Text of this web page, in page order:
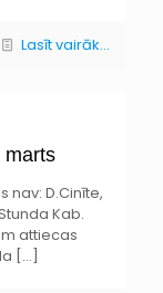
Lasīt vairāk...
marts
nav: D.Cinīte,
Kab.
attiecas
[…]